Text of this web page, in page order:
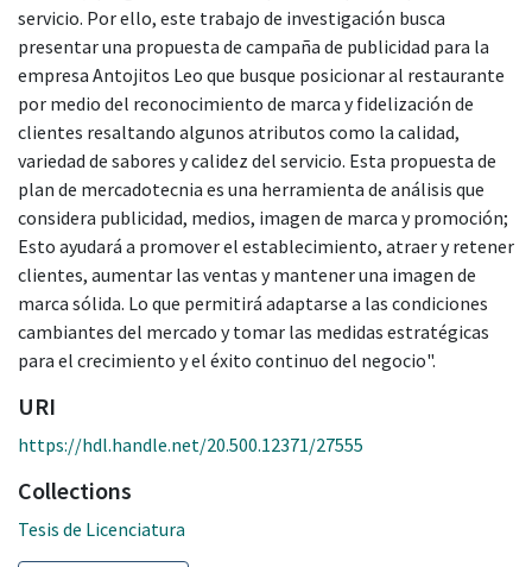
servicio. Por ello, este trabajo de investigación busca
presentar una propuesta de campaña de publicidad para la
empresa Antojitos Leo que busque posicionar al restaurante
por medio del reconocimiento de marca y fidelización de
clientes resaltando algunos atributos como la calidad,
variedad de sabores y calidez del servicio. Esta propuesta de
plan de mercadotecnia es una herramienta de análisis que
considera publicidad, medios, imagen de marca y promoción;
Esto ayudará a promover el establecimiento, atraer y retener
clientes, aumentar las ventas y mantener una imagen de
marca sólida. Lo que permitirá adaptarse a las condiciones
cambiantes del mercado y tomar las medidas estratégicas
para el crecimiento y el éxito continuo del negocio".
URI
https://hdl.handle.net/20.500.12371/27555
Collections
Tesis de Licenciatura